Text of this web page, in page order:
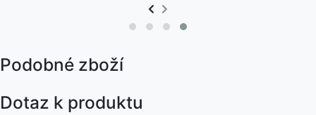
Podobné zboží
Dotaz k produktu